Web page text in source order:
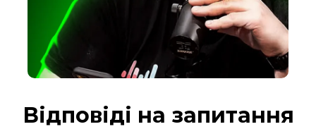
Відповіді на запитання